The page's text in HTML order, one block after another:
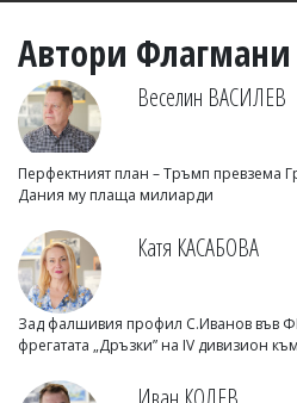
Автори Флагмани
Веселин ВАСИЛЕВ
Перфектният план – Тръмп превзема
Дания му плаща милиарди
Катя КАСАБОВА
Зад фалшивия профил С.Иванов във
фрегатата „Дръзки” на IV дивизион